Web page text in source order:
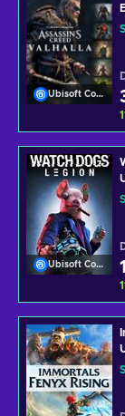
Ubisoft Connect
Ubisoft Connect